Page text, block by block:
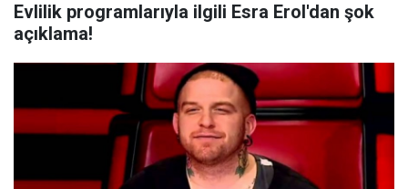
Evlilik programlarıyla ilgili Esra Erol'dan şok
açıklama!